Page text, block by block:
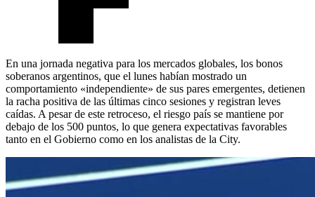
En una jornada negativa para los mercados globales, los bonos
soberanos argentinos, que el lunes habían mostrado un
comportamiento «independiente» de sus pares emergentes, detienen
la racha positiva de las últimas cinco sesiones y registran leves
caídas. A pesar de este retroceso, el riesgo país se mantiene por
debajo de los 500 puntos, lo que genera expectativas favorables
tanto en el Gobierno como en los analistas de la City.